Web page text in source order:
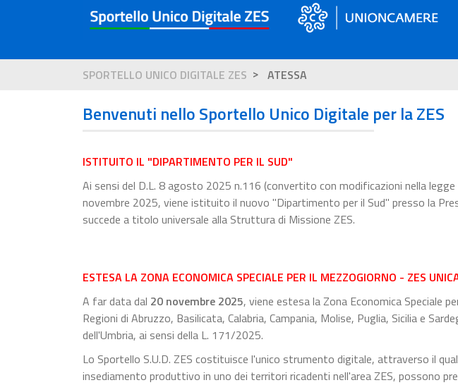
SPORTELLO UNICO DIGITALE ZES ATESSA
Benvenuti nello Sportello Unico Digitale per la ZES
ISTITUITO IL "DIPARTIMENTO PER IL SUD"
Ai sensi del D.L. 8 agosto 2025 n.116 (convertito con modificazioni nella
novembre 2025, viene istituito il nuovo "Dipartimento per il Sud" presso la
succede a titolo universale alla Struttura di Missione ZES.
ESTESA LA ZONA ECONOMICA SPECIALE PER IL MEZZOGIORNO - ZES
A far data dal 20 novembre 2025, viene estesa la Zona Economica Speciale
Regioni di Abruzzo, Basilicata, Calabria, Campania, Molise, Puglia, Sicilia e
dell'Umbria, ai sensi della L. 171/2025.
Lo Sportello S.U.D. ZES costituisce l'unico strumento digitale, attraverso il
insediamento produttivo in uno dei territori ricadenti nell'area ZES, possono